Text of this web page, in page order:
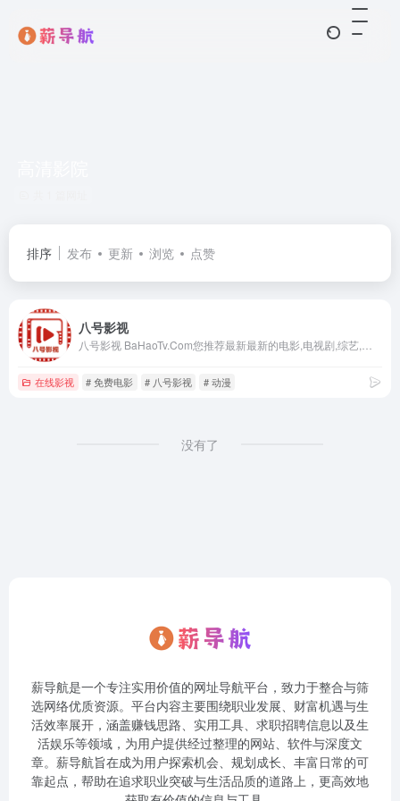
排序 发布 更新 浏览 点赞
八号影视
在线影视 # 免费电影 # 八号影视 # 动漫
没有了
薪导航是一个专注实用价值的网址导航平台，致力于整合与筛
选网络优质资源。平台内容主要围绕职业发展、财富机遇与生
活效率展开，涵盖赚钱思路、实用工具、求职招聘信息以及生
活娱乐等领域，为用户提供经过整理的网站、软件与深度文
章。薪导航旨在成为用户探索机会、规划成长、丰富日常的可
靠起点，帮助在追求职业突破与生活品质的道路上，更高效地